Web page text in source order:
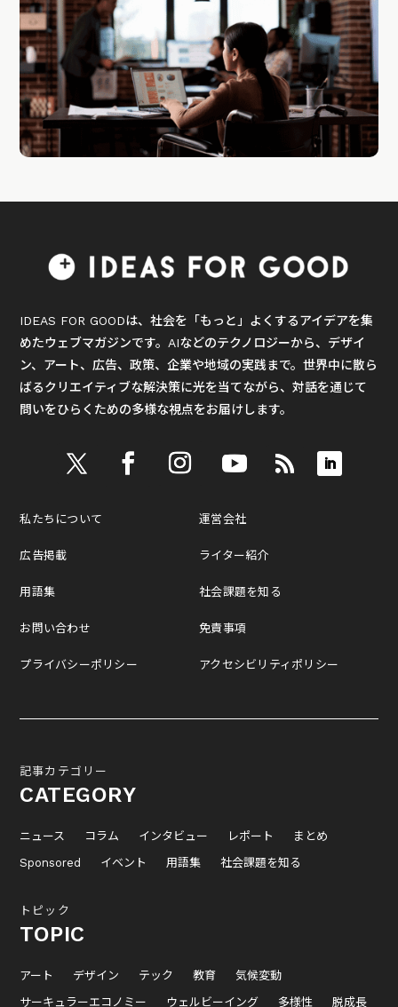
IDEAS FOR GOODは、社会を「もっと」よくするアイデアを集
めたウェブマガジンです。AIなどのテクノロジーから、デザイ
ン、アート、広告、政策、企業や地域の実践まで。世界中に散ら
ばるクリエイティブな解決策に光を当てながら、対話を通じて
問いをひらくための多様な視点をお届けします。
私たちについて
広告掲載
用語集
お問い合わせ
プライバシーポリシー
運営会社
ライター紹介
社会課題を知る
免責事項
アクセシビリティポリシー
記事カテゴリー
CATEGORY
ニュース コラム インタビュー レポート
まとめ
Sponsored
イベント 用語集 社会課題を知る
トピック
TOPIC
アート デザイン テック 教育
気候変動
サーキュラーエコノミー
ウェルビーイング 多様性 脱成長